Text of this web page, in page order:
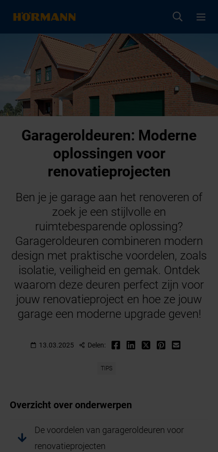
Garageroldeuren: Moderne
oplossingen voor
renovatieprojecten
Ben je je garage aan het renoveren of
zoek je een stijlvolle en
ruimtebesparende oplossing?
Garageroldeuren combineren modern
design met praktische voordelen, zoals
isolatie, veiligheid en gemak. Ontdek
waarom deze deuren perfect zijn voor
jouw renovatieproject en hoe ze jouw
garage een moderne upgrade geven!
13.03.2025 Delen:
TIPS
Overzicht over onderwerpen
De voordelen van garageroldeuren voor
renovatieprojecten